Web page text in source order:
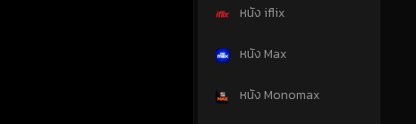
หนัง iflix
หนัง Max
หนัง Monomax